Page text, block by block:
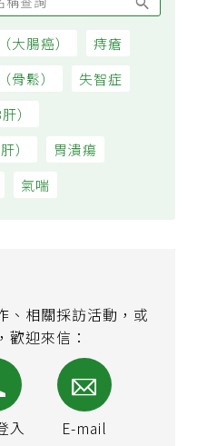
、相關採訪活動，或
，歡迎來信：